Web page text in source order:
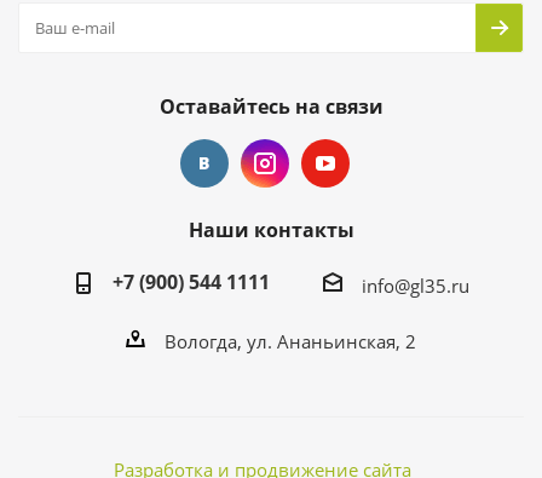
Оставайтесь на связи
Наши контакты
+7 (900) 544 1111
info@gl35.ru
Вологда, ул. Ананьинская, 2
Разработка и продвижение сайта